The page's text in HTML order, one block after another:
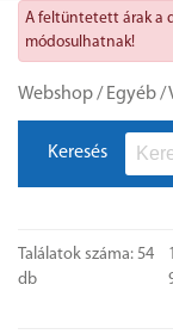
A feltüntetett árak a
módosulhatnak!
Webshop/ Egyéb/
Keresés
Találatok száma: 54
db